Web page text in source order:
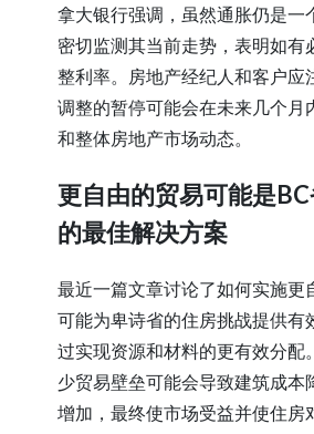
拿大银行强调，虽然通胀仍是一
密切监测其当前走势，表明如有
整利率。房地产经纪人和客户应
调整的暂停可能会在未来几个月
和整体房地产市场动态。
更自由的贸易可能是
的最佳解决方案
最近一篇文章讨论了如何实施更
可能为卑诗省的住房挑战提供有
过实现资源和材料的更有效分配
少贸易壁垒可能会导致建筑成本
增加，最终使市场受益并使住房